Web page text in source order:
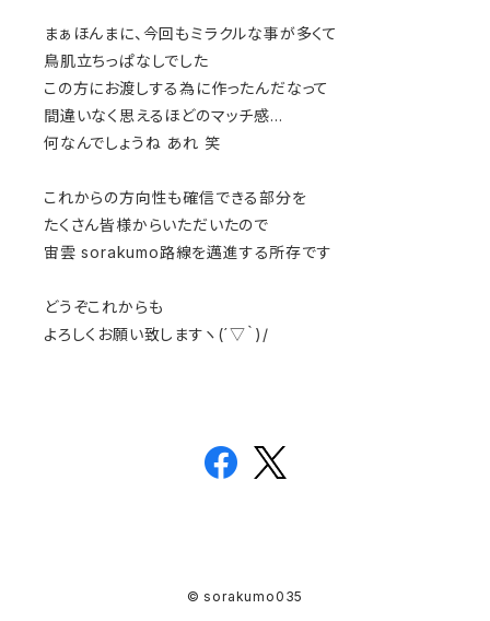
まぁほんまに、今回もミラクルな事が多くて
鳥肌立ちっぱなしでした
この方にお渡しする為に作ったんだなって
間違いなく思えるほどのマッチ感…
何なんでしょうね あれ 笑
これからの方向性も確信できる部分を
たくさん皆様からいただいたので
宙雲 sorakumo路線を邁進する所存です
どうぞこれからも
よろしくお願い致しますヽ(´▽｀)/
© sorakumo035